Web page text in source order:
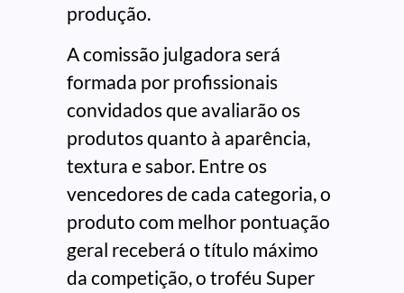
produção.
A comissão julgadora será
formada por profissionais
convidados que avaliarão os
produtos quanto à aparência,
textura e sabor. Entre os
vencedores de cada categoria, o
produto com melhor pontuação
geral receberá o título máximo
da competição, o troféu Super